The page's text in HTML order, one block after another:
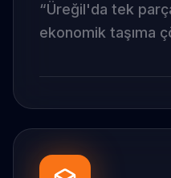
“Üreğil'da tek
ekonomik taşıma